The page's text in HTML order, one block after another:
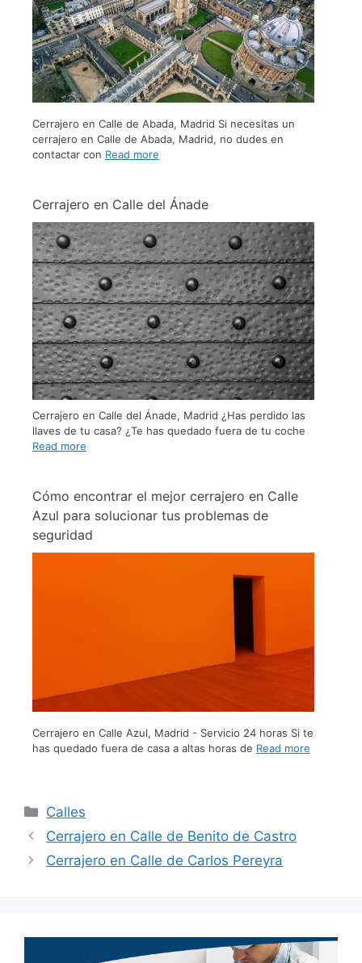
Cerrajero en Calle de Abada, Madrid Si necesitas un
cerrajero en Calle de Abada, Madrid, no dudes en
contactar con Read more
Cerrajero en Calle del Ánade
Cerrajero en Calle del Ánade, Madrid ¿Has perdido las
llaves de tu casa? ¿Te has quedado fuera de tu coche
Read more
Cómo encontrar el mejor cerrajero en Calle
Azul para solucionar tus problemas de
seguridad
Cerrajero en Calle Azul, Madrid - Servicio 24 horas Si te
has quedado fuera de casa a altas horas de Read more
Calles
Cerrajero en Calle de Benito de Castro
Cerrajero en Calle de Carlos Pereyra